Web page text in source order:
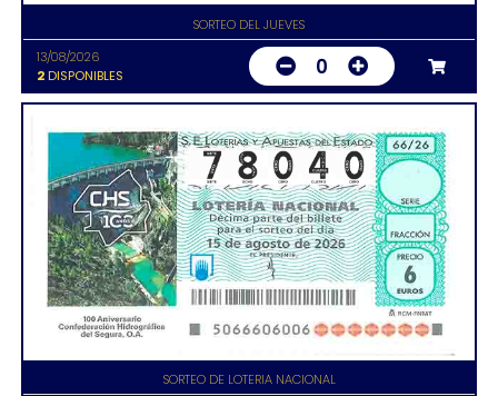
SORTEO DEL JUEVES
13/08/2026
2DISPONIBLES 0
SORTEO DE LOTERIA NACIONAL